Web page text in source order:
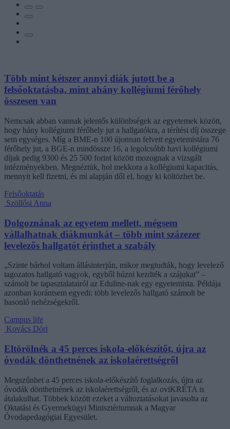
Több mint kétszer annyi diák jutott be a
felsőoktatásba, mint ahány kollégiumi férőhely
összesen van
Nemcsak abban vannak jelentős különbségek az egyetemek között,
hogy hány kollégiumi férőhely jut a hallgatókra, a térítési díj összege
sem egységes. Míg a BME-n 100 újonnan felvett egyetemistára 76
férőhely jut, a BGE-n mindössze 16, a legolcsóbb havi kollégiumi
díjak pedig 9300 és 25 500 forint között mozognak a vizsgált
intézményekben. Megnéztük, hol mekkora a kollégiumi kapacitás,
mennyit kell fizetni, és mi alapján dől el, hogy ki költözhet be.
Felsőoktatás
Szöllősi Anna
Dolgoznának az egyetem mellett, mégsem
vállalhatnak diákmunkát – több mint százezer
levelezős hallgatót érinthet a szabály
„Szinte bárhol voltam állásinterjún, mikor megtudták, hogy levelező
tagozatos hallgató vagyok, egyből húzni kezdték a szájukat” –
számolt be tapasztalatairól az Eduline-nak egy egyetemista. Példája
azonban korántsem egyedi: több levelezős hallgató számolt be
hasonló nehézségekről.
Campus life
Kovács Dóri
Eltörölnék a 45 perces iskola-előkészítőt, újra az
óvodák dönthetnének az iskolaérettségről
Megszűnhet a 45 perces iskola-előkészítő foglalkozás, újra az
óvodák dönthetnének az iskolaérettségről, és az oviKRÉTA is
átalakulhat. Többek között ezeket a változtatásokat javasolta az
Oktatási és Gyermekügyi Minisztériumnak a Magyar
Óvodapedagógiai Egyesület.